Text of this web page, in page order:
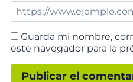
Guarda mi nombre,
este navegador para la